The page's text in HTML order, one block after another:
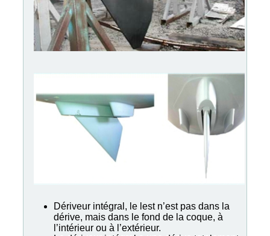
Dériveur intégral, le lest n’est pas dans la
dérive, mais dans le fond de la coque, à
l’intérieur ou à l’extérieur.